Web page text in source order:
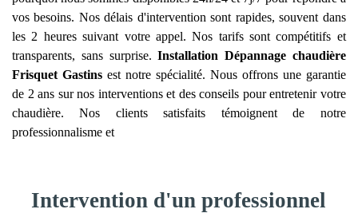
vos besoins. Nos délais d'intervention sont rapides, souvent dans
les 2 heures suivant votre appel. Nos tarifs sont compétitifs et
transparents, sans surprise.Installation Dépannage chaudière
Frisquet Gastinsest notre spécialité. Nous offrons une garantie
de 2 ans sur nos interventions et des conseils pour entretenir votre
chaudière. Nos clients satisfaits témoignent de notre
professionnalisme et
Intervention d'un professionnel